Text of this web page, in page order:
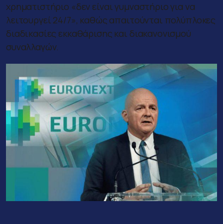
χρηματιστήριο «δεν είναι γυμναστήριο για να
λειτουργεί 24/7», καθώς απαιτούνται πολύπλοκες
διαδικασίες εκκαθάρισης και διακανονισμού
συναλλαγών.